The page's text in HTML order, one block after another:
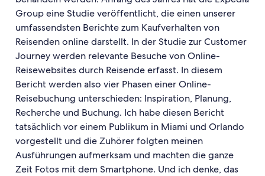
Group eine Studie veröffentlicht, die einen unserer
umfassendsten Berichte zum Kaufverhalten von
Reisenden online darstellt. In der Studie zur Customer
Journey werden relevante Besuche von Online-
Reisewebsites durch Reisende erfasst. In diesem
Bericht werden also vier Phasen einer Online-
Reisebuchung unterschieden: Inspiration, Planung,
Recherche und Buchung. Ich habe diesen Bericht
tatsächlich vor einem Publikum in Miami und Orlando
vorgestellt und die Zuhörer folgten meinen
Ausführungen aufmerksam und machten die ganze
Zeit Fotos mit dem Smartphone. Und ich denke, das